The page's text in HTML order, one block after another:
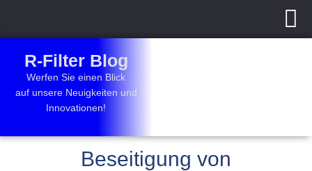
Zum
Inhalt
springen
R-Filter Blog
Werfen Sie einen Blick
auf unsere Neuigkeiten und
Innovationen!
Beseitigung von